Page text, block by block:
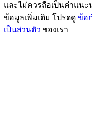
และไม่ควรถือเป็นคำแนะ
ข้อมูลเพิ่มเติม โปรดดู ข้อ
เป็นส่วนตัว ของเรา